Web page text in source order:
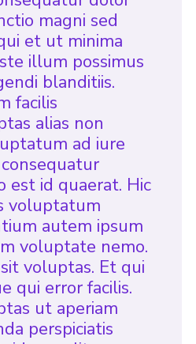
magni sed
et ut minima
illum possimus
blanditiis.
facilis
alias non
ad iure
est id quaerat. Hic
voluptatum
autem ipsum
voluptate nemo.
voluptas. Et qui
qui error facilis.
ut aperiam
perspiciatis